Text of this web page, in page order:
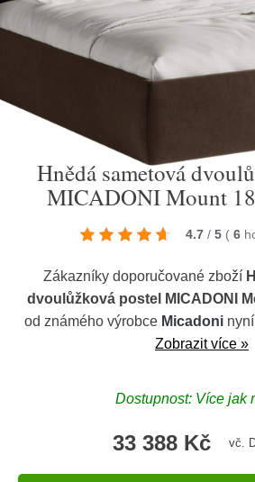
Hnědá sametová
MICADONI Mount
4.7 / 5 ( 6
Zákazníky doporučované zboží
dvoulůžková postel MICADONI
od známého výrobce Micadoninyní
Zobrazit více »
Dostupnost: Více jak
33 388 Kč vč.